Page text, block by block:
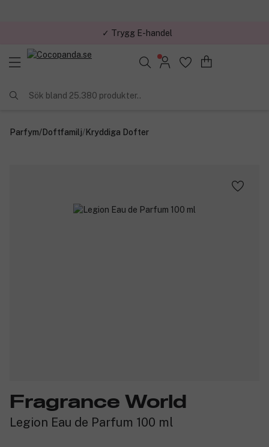
✓ Trygg E-handel
Sök bland 25.380 produkter..
Parfym/Doftfamilj/Kryddiga Dofter
Fragrance World
Legion Eau de Parfum 100 ml